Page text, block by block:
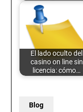
El lado oculto del
casino on line sin
licencia: cómo…
Blog